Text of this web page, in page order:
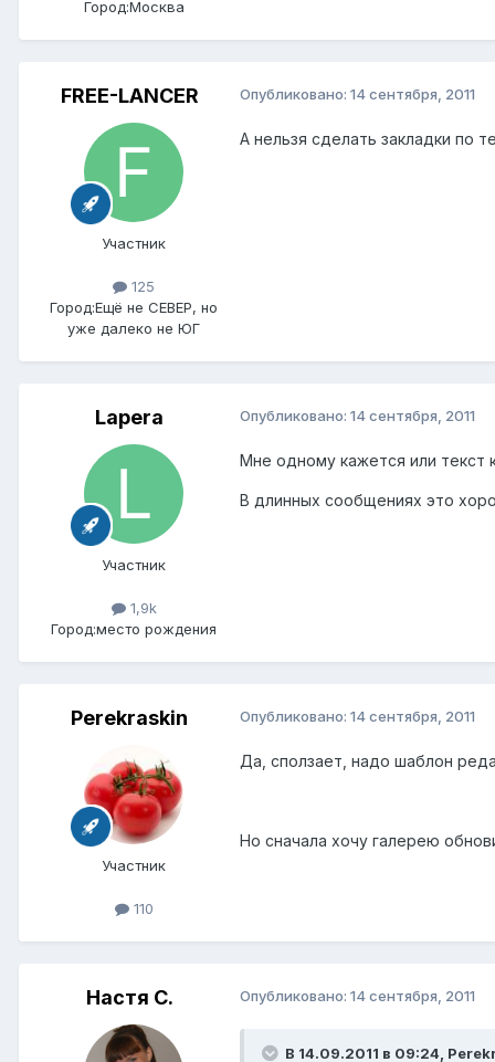
Город:Москва
FREE-LANCER
Участник
125
Город:Ещё не СЕВЕР, но
уже далеко не ЮГ
Опубликовано: 14 сентября, 2011
А нельзя сделать закладки по
Lapera
Участник
1,9k
Город:место рождения
Опубликовано: 14 сентября, 2011
Мне одному кажется или текст
В длинных сообщениях это
Perekraskin
Участник
110
Опубликовано: 14 сентября, 2011
Да, сползает, надо шаблон
Но сначала хочу галерею
Настя С. Опубликовано: 14 сентября, 2011
В 14.09.2011 в 09:24,